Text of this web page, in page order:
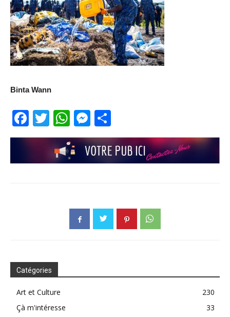
Binta Wann
Facebook
TwitterWhatsApp
Messenger
Catégories
Art et Culture
230
Çà m'intéresse
33